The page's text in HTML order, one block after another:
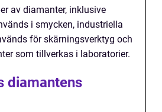
av diamanter, inklusive
i smycken, industriella
för skärningsverktyg och
som tillverkas i laboratorier.
diamantens